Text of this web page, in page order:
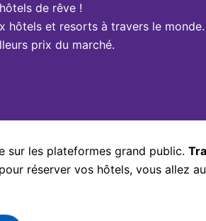
de rêve !
hôtels et resorts à travers le monde.
prix du marché.
sur les plateformes grand public.
réserver vos hôtels, vous allez